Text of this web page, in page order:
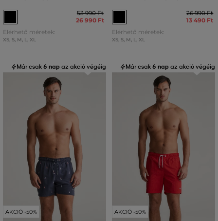
53 990 Ft
26 990 Ft
Elérhető méretek:
XS, S, M L XL
26 990 Ft
13 490 Ft
Elérhető méretek:
XS, S, M L XL
Már csak6 nap az akció végéig
AKCIÓ -50%
Már csak6 nap az akció végéig
AKCIÓ -50%